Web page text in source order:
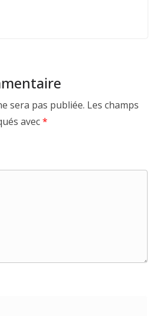
sera pas publiée. Les champs
avec*